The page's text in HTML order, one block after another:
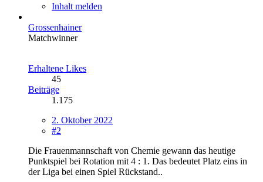
Inhalt melden
Grossenhainer
Matchwinner
Erhaltene Likes
45
Beiträge
1.175
2. Oktober 2022
#2
Die Frauenmannschaft von Chemie gewann das heutige
Punktspiel bei Rotation mit 4 : 1. Das bedeutet Platz eins in
der Liga bei einen Spiel Rückstand..